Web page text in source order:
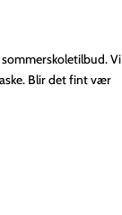
Vi
Blir det fint vær